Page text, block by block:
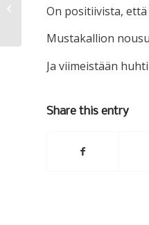
On positiivista,
Mustakallion
Ja viimeistään
Share this entry
Sijoitusvinkki